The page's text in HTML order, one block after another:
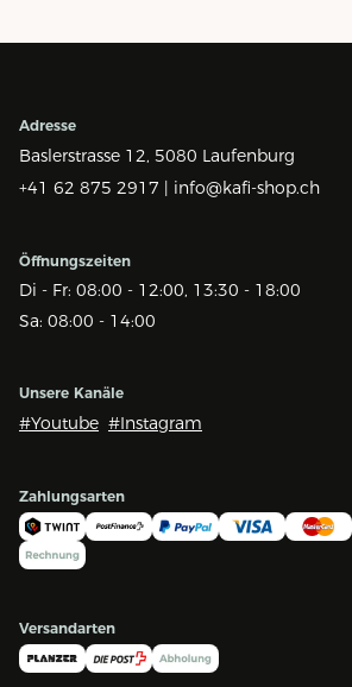
Adresse
Baslerstrasse 12, 5080 Laufenburg
+41 62 875 2917 | info@kafi-shop.ch
Öffnungszeiten
Di - Fr: 08:00 - 12:00, 13:30 - 18:00
Sa: 08:00 - 14:00
Unsere Kanäle
#Youtube #Instagram
Zahlungsarten
Versandarten